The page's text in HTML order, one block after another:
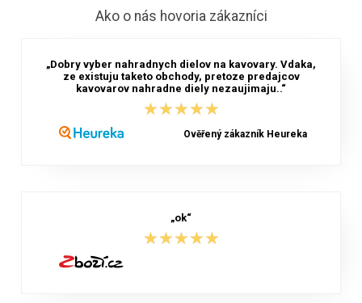
Ako o nás hovoria zákazníci
„Dobry vyber nahradnych dielov na kavovary. Vdaka,
ze existuju taketo obchody, pretoze predajcov
kavovarov nahradne diely nezaujimaju..“
★★★★★
★★★★★
Ověřený zákazník Heureka
„ok“
★★★★★
★★★★★